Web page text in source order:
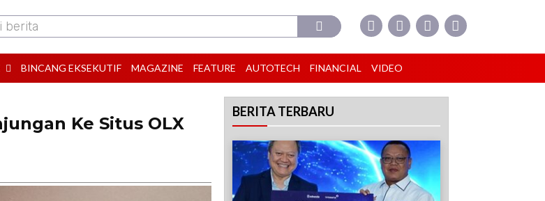
berita
BINCANG EKSEKUTIF MAGAZINE FEATURE AUTOTECH FINANCIAL VIDEO
Ke Situs OLX
BERITA TERBARU